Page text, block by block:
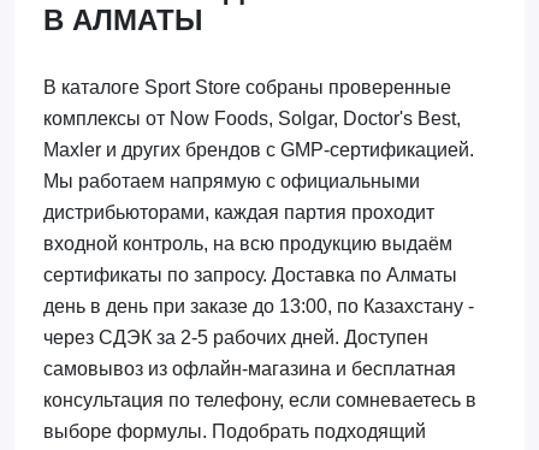
В АЛМАТЫ
В каталоге Sport Store собраны проверенные
комплексы от Now Foods, Solgar, Doctor's Best,
Maxler и других брендов с GMP-сертификацией.
Мы работаем напрямую с официальными
дистрибьюторами, каждая партия проходит
входной контроль, на всю продукцию выдаём
сертификаты по запросу. Доставка по Алматы
день в день при заказе до 13:00, по Казахстану -
через СДЭК за 2-5 рабочих дней. Доступен
самовывоз из офлайн-магазина и бесплатная
консультация по телефону, если сомневаетесь в
выборе формулы. Подобрать подходящий